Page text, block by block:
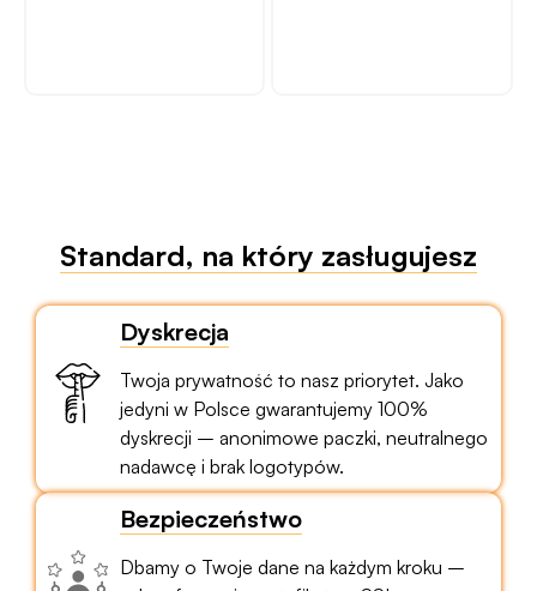
Standard, na który zasługujesz
Dyskrecja
Twoja prywatność to nasz priorytet. Jako
jedyni w Polsce gwarantujemy 100%
dyskrecji – anonimowe paczki, neutralnego
nadawcę i brak logotypów.
Bezpieczeństwo
Dbamy o Twoje dane na każdym kroku –